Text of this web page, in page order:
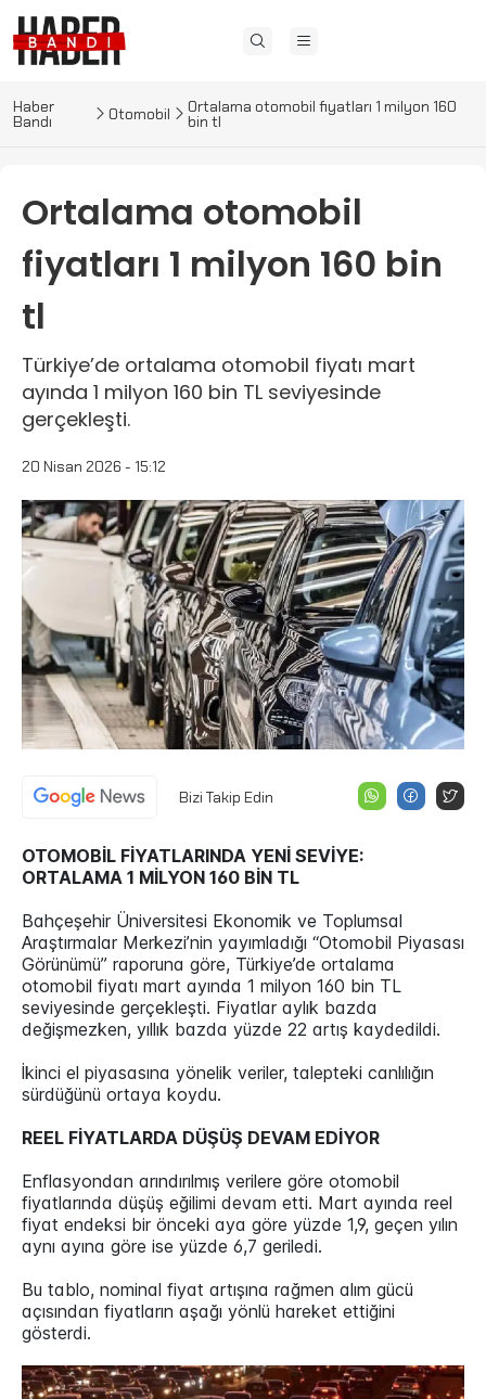
Haber
Bandı Otomobil Ortalama otomobil fiyatları 1 milyon 160
bin tl
Ortalama otomobil
fiyatları 1 milyon 160 bin
tl
Türkiye’de ortalama otomobil fiyatı mart
ayında 1 milyon 160 bin TL seviyesinde
gerçekleşti.
20 Nisan 2026 - 15:12
Bizi Takip Edin
OTOMOBİL FİYATLARINDA YENİ SEVİYE:
ORTALAMA 1 MİLYON 160 BİN TL
Bahçeşehir Üniversitesi Ekonomik ve Toplumsal
Araştırmalar Merkezi’nin yayımladığı “Otomobil Piyasası
Görünümü” raporuna göre, Türkiye’de ortalama
otomobil fiyatı mart ayında 1 milyon 160 bin TL
seviyesinde gerçekleşti. Fiyatlar aylık bazda
değişmezken, yıllık bazda yüzde 22 artış kaydedildi.
İkinci el piyasasına yönelik veriler, talepteki canlılığın
sürdüğünü ortaya koydu.
REEL FİYATLARDA DÜŞÜŞ DEVAM EDİYOR
Enflasyondan arındırılmış verilere göre otomobil
fiyatlarında düşüş eğilimi devam etti. Mart ayında reel
fiyat endeksi bir önceki aya göre yüzde 1,9, geçen yılın
aynı ayına göre ise yüzde 6,7 geriledi.
Bu tablo, nominal fiyat artışına rağmen alım gücü
açısından fiyatların aşağı yönlü hareket ettiğini
gösterdi.